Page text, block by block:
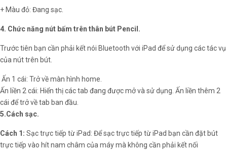
+ Màu đỏ: Đang sạc.
4. Chức năng nút bấm trên thân bút Pencil.
Trước tiên bạn cần phải kết nói Bluetooth với iPad để sử dụng các tác vụ
của nút trên bút.
Ấn 1 cái: Trở về màn hình home.
Ấn liền 2 cái: Hiển thị các tab đang được mở và sử dụng. Ấn liền thêm 2
cái để trở về tab ban đầu.
5.Cách sạc.
Cách 1: Sạc trực tiếp từ iPad: Để sạc trực tiếp từ iPad bạn cần đặt bút
trực tiếp vào hít nam châm của máy mà không cần phải kết nối